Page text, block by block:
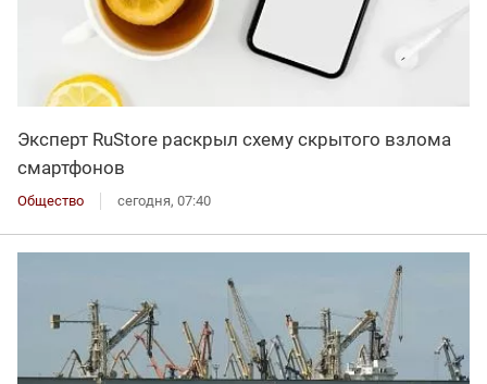
Эксперт RuStore раскрыл схему скрытого взлома
смартфонов
Общество сегодня, 07:40